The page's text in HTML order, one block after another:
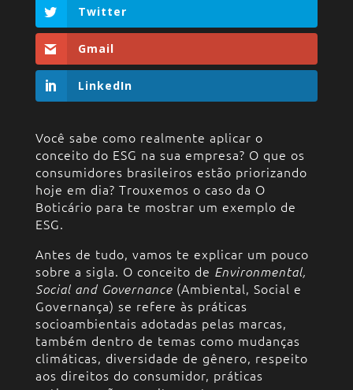
Twitter
Gmail
LinkedIn
Você sabe como realmente aplicar o
conceito do ESG na sua empresa? O que os
consumidores brasileiros estão priorizando
hoje em dia? Trouxemos o caso da O
Boticário para te mostrar um exemplo de
ESG.
Antes de tudo, vamos te explicar um pouco
sobre a sigla. O conceito de Environmental,
Social and Governance(Ambiental, Social e
Governança) se refere às práticas
socioambientais adotadas pelas marcas,
também dentro de temas como mudanças
climáticas, diversidade de gênero, respeito
aos direitos do consumidor, práticas